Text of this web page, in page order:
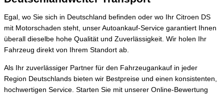
Egal, wo Sie sich in Deutschland befinden oder wo Ihr Citroen DS
mit Motorschaden steht, unser Autoankauf-Service garantiert Ihnen
überall dieselbe hohe Qualität und Zuverlässigkeit. Wir holen Ihr
Fahrzeug direkt von Ihrem Standort ab.
Als Ihr zuverlässiger Partner für den Fahrzeugankauf in jeder
Region Deutschlands bieten wir Bestpreise und einen konsistenten,
hochwertigen Service. Starten Sie mit unserer Online-Bewertung